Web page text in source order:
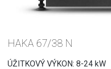
HAKA 67/38 N
ÚŽITKOVÝ VÝKON: 8-24 kW